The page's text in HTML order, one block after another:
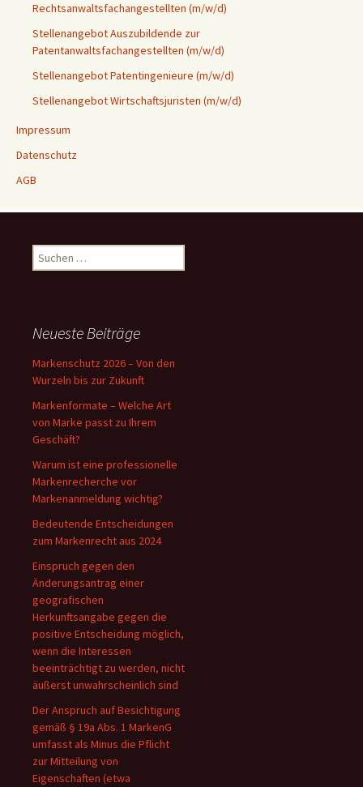
Rechtsanwaltsfachangestellten (m/w/d)
Stellenangebot Auszubildende zur
Patentanwaltsfachangestellten (m/w/d)
Stellenangebot Patentingenieure (m/w/d)
Stellenangebot Wirtschaftsjuristen (m/w/d)
Impressum
Datenschutz
AGB
Suchen
nach:
Neueste Beiträge
Markenschutz 2026 – Von den
Wurzeln bis zur Zukunft
Markenformate – Welche Art
von Marke passt zu Ihrem
Geschäft?
Warum ist eine professionelle
Markenrecherche vor
Markenanmeldung wichtig?
Bedeutende Entscheidungen
zum Markenrecht aus 2024
Einspruch gegen den
Änderungsantrag einer
geografischen
Herkunftsangabe gegen die
positive Entscheidung möglich,
wenn die Interessen
beeinträchtigt zu werden, nicht
äußerst unwahrscheinlich sind
Der Anspruch auf Besichtigung
gemäß § 19a Abs. 1 MarkenG
umfasst als Minus die Pflicht
zur Mitteilung von
Eigenschaften (etwa